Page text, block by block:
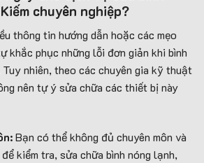
chuyên nghiệp?
thông tin hướng dẫn hoặc các mẹo
khắc phục những lỗi đơn giản khi bình
nhiên, theo các chuyên gia kỹ thuật
nên tự ý sửa chữa các thiết bị này
Bạn có thể không đủ chuyên môn và
kiểm tra, sửa chữa bình nóng lạnh,